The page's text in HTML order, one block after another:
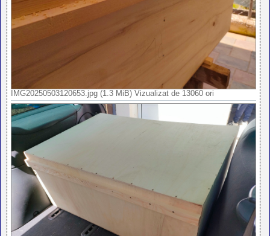
IMG20250503120653.jpg (1.3 MiB) Vizualizat de 13060 ori